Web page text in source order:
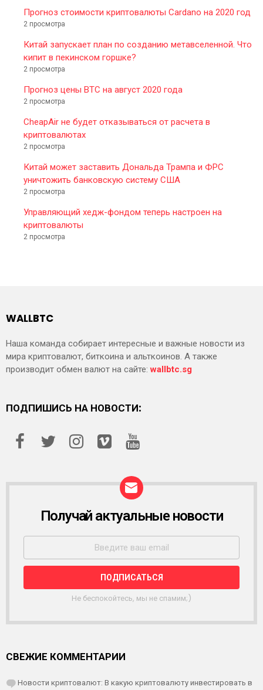
Прогноз стоимости криптовалюты Cardano на 2020 год
2 просмотра
Китай запускает план по созданию метавселенной. Что
кипит в пекинском горшке?
2 просмотра
Прогноз цены BTC на август 2020 года
2 просмотра
CheapAir не будет отказываться от расчета в
криптовалютах
2 просмотра
Китай может заставить Дональда Трампа и ФРС
уничтожить банковскую систему США
2 просмотра
Управляющий хедж-фондом теперь настроен на
криптовалюты
2 просмотра
WALLBTC
Наша команда собирает интересные и важные новости из
мира криптовалют, биткоина и альткоинов. А также
производит обмен валют на сайте:wallbtc.sg
ПОДПИШИСЬ НА НОВОСТИ:
С
Ы
К
Получай актуальные новости
Не беспокойтесь, мы не спамим;)
СВЕЖИЕ КОММЕНТАРИИ
Новости криптовалют: В какую криптовалюту инвестировать в